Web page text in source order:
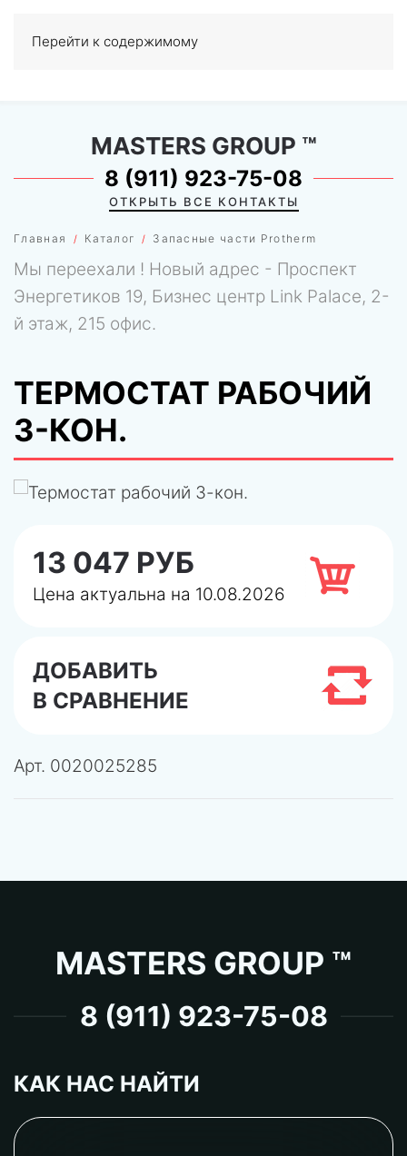
Перейти к содержимому
0
Главная Каталог Запасные части Protherm
MASTERS GROUP ™
8 (911) 923-75-08
ОТКРЫТЬ ВСЕ КОНТАКТЫ
Мы переехали ! Новый адрес - Проспект
Энергетиков 19, Бизнес центр Link Palace, 2-
й этаж, 215 офис.
ТЕРМОСТАТ РАБОЧИЙ
3-КОН.
13 047 РУБ
Цена актуальна на 10.08.2026
ДОБАВИТЬ
В СРАВНЕНИЕ
Арт. 0020025285
MASTERS GROUP ™
8 (911) 923-75-08
КАК НАС НАЙТИ